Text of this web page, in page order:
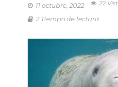
11 octubre, 2022 22
2 Tiempo de lectura